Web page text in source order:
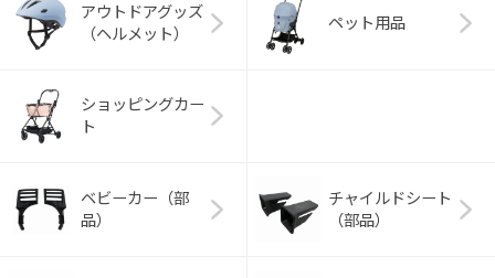
アウトドアグッズ
（ヘルメット）
ペット用品
ショッピングカー
ト
ベビーカー（部
品）
チャイルドシート
（部品）